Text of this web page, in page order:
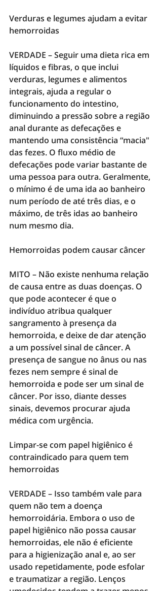
Verduras e legumes ajudam a evitar
hemorroidas
VERDADE – Seguir uma dieta rica em
líquidos e fibras, o que inclui
verduras, legumes e alimentos
integrais, ajuda a regular o
funcionamento do intestino,
diminuindo a pressão sobre a região
anal durante as defecações e
mantendo uma consistência “macia"
das fezes. O fluxo médio de
defecações pode variar bastante de
uma pessoa para outra. Geralmente,
o mínimo é de uma ida ao banheiro
num período de até três dias, e o
máximo, de três idas ao banheiro
num mesmo dia.
Hemorroidas podem causar câncer
MITO – Não existe nenhuma relação
de causa entre as duas doenças. O
que pode acontecer é que o
indivíduo atribua qualquer
sangramento à presença da
hemorroida, e deixe de dar atenção
a um possível sinal de câncer. A
presença de sangue no ânus ou nas
fezes nem sempre é sinal de
hemorroida e pode ser um sinal de
câncer. Por isso, diante desses
sinais, devemos procurar ajuda
médica com urgência.
Limpar-se com papel higiênico é
contraindicado para quem tem
hemorroidas
VERDADE – Isso também vale para
quem não tem a doença
hemorroidária. Embora o uso de
papel higiênico não possa causar
hemorroidas, ele não é eficiente
para a higienização anal e, ao ser
usado repetidamente, pode esfolar
e traumatizar a região. Lenços